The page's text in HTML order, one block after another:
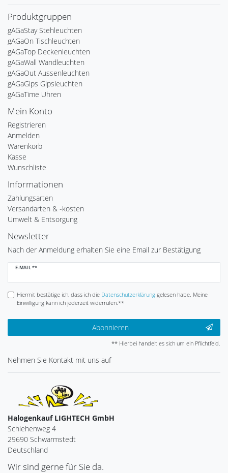
Produktgruppen
gAGaStay Stehleuchten
gAGaOn Tischleuchten
gAGaTop Deckenleuchten
gAGaWall Wandleuchten
gAGaOut Aussenleuchten
gAGaGips Gipsleuchten
gAGaTime Uhren
Mein Konto
Registrieren
Anmelden
Warenkorb
Kasse
Wunschliste
Informationen
Zahlungsarten
Versandarten & -kosten
Umwelt & Entsorgung
Newsletter
Nach der Anmeldung erhalten Sie eine Email zur Bestätigung
E-MAIL **
Newsletter
Hiermit bestätige ich, dass ich die Daten­schutz­erklärunggelesen habe. Meine
Einwilligung kann ich jederzeit widerrufen.**
Abonnieren
** Hierbei handelt es sich um ein Pflichtfeld.
Nehmen Sie Kontakt mit uns auf
Halogenkauf LIGHTECH GmbH
Schlehenweg 4
29690 Schwarmstedt
Deutschland
Wir sind gerne für Sie da.